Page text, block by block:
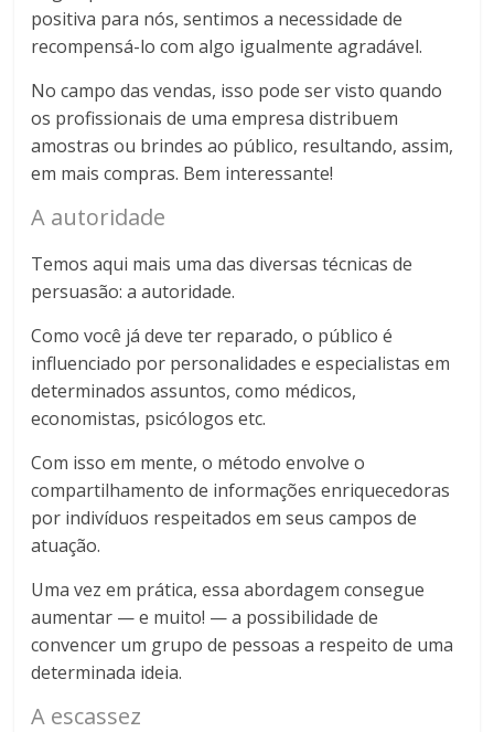
positiva para nós, sentimos a necessidade de
recompensá-lo com algo igualmente agradável.
No campo das vendas, isso pode ser visto quando
os profissionais de uma empresa distribuem
amostras ou brindes ao público, resultando, assim,
em mais compras. Bem interessante!
A autoridade
Temos aqui mais uma das diversas técnicas de
persuasão: a autoridade.
Como você já deve ter reparado, o público é
influenciado por personalidades e especialistas em
determinados assuntos, como médicos,
economistas, psicólogos etc.
Com isso em mente, o método envolve o
compartilhamento de informações enriquecedoras
por indivíduos respeitados em seus campos de
atuação.
Uma vez em prática, essa abordagem consegue
aumentar — e muito! — a possibilidade de
convencer um grupo de pessoas a respeito de uma
determinada ideia.
A escassez